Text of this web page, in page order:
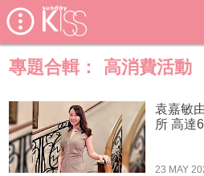
專題合輯： 高消費活動
袁嘉敏
所 高
23 MAY